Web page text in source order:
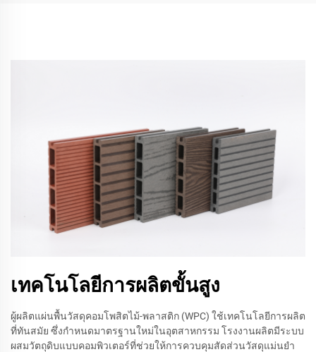
เทคโนโลยีการผลิตขั้นสูง
ผู้ผลิตแผ่นพื้นวัสดุคอมโพสิตไม้-พลาสติก (WPC) ใช้เทคโนโลยีการผลิต
ที่ทันสมัย ซึ่งกำหนดมาตรฐานใหม่ในอุตสาหกรรม โรงงานผลิตมีระบบ
ผสมวัตถุดิบแบบคอมพิวเตอร์ที่ช่วยให้การควบคุมสัดส่วนวัสดุแม่นยำ